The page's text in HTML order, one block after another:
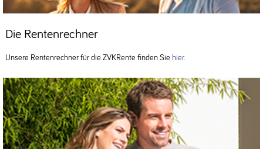
Die Rentenrechner
Unsere Rentenrechner für die ZVKRente finden Sie hier.